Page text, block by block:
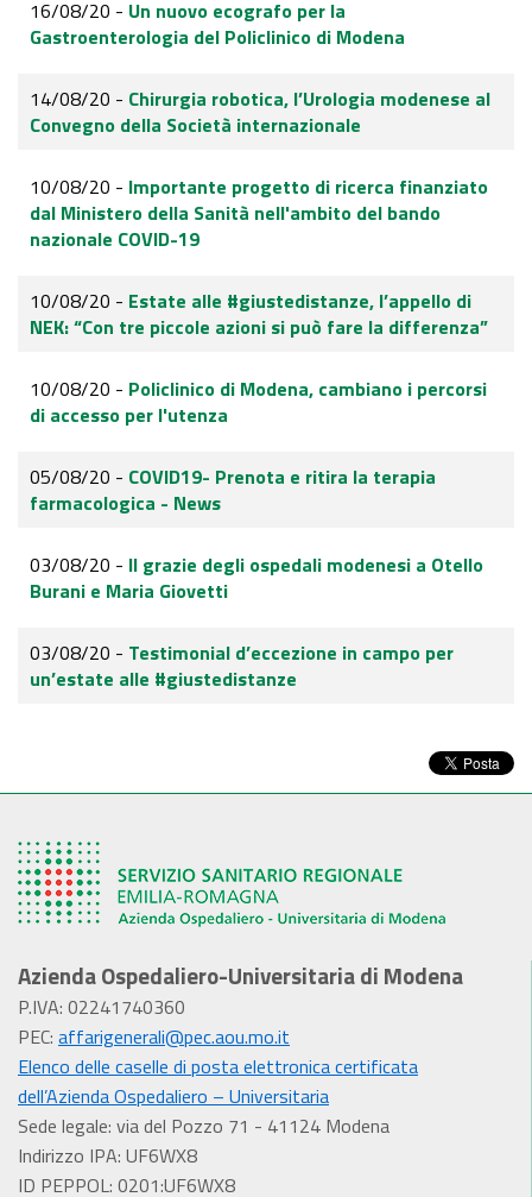
16/08/20 - Un nuovo ecografo per la
Gastroenterologia del Policlinico di Modena
14/08/20 - Chirurgia robotica, l’Urologia modenese al
Convegno della Società internazionale
10/08/20 - Importante progetto di ricerca finanziato
dal Ministero della Sanità nell'ambito del bando
nazionale COVID-19
10/08/20 - Estate alle #giustedistanze, l’appello di
NEK: “Con tre piccole azioni si può fare la differenza”
10/08/20 - Policlinico di Modena, cambiano i percorsi
di accesso per l'utenza
05/08/20 - COVID19- Prenota e ritira la terapia
farmacologica - News
03/08/20 - Il grazie degli ospedali modenesi a Otello
Burani e Maria Giovetti
03/08/20 - Testimonial d’eccezione in campo per
un’estate alle #giustedistanze
Azienda Ospedaliero-Universitaria di Modena
P.IVA: 02241740360
PEC: affarigenerali@pec.aou.mo.it
Elenco delle caselle di posta elettronica certificata
dell’Azienda Ospedaliero – Universitaria
Sede legale: via del Pozzo 71 - 41124 Modena
Indirizzo IPA: UF6WX8
ID PEPPOL: 0201:UF6WX8